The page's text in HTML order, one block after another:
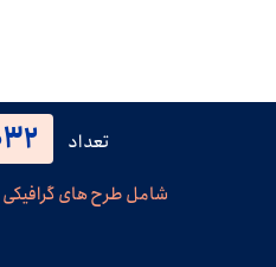
تعداد
شامل طرح های گرافیکی